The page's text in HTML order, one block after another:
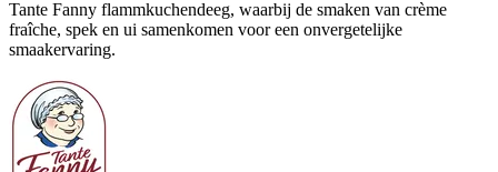
Tante Fanny flammkuchendeeg, waarbij de smaken van crème
fraîche, spek en ui samenkomen voor een onvergetelijke
smaakervaring.